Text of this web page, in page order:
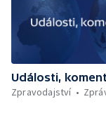
Události,
Zpravodajství